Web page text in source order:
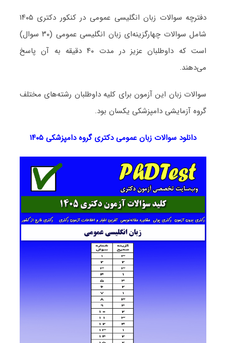
دفترچه سوالات زبان انگلیسی عمومی در کنکور دکتری ۱۴۰۵
شامل سوالات چهارگزینه‌ای زبان انگلیسی عمومی (۳۰ سوال)
است که داوطلبان عزیز در مدت ۴۰ دقیقه به آن پاسخ
می‌دهند.
سوالات زبان این آزمون برای کلیه داوطلبان رشته‌های مختلف
گروه آزمایشی دامپزشکی یکسان بود.
دانلود سوالات زبان عمومی دکتری گروه دامپزشکی ۱۴۰۵